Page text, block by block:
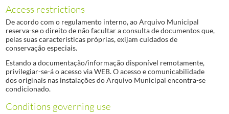
Access restrictions
De acordo com o regulamento interno, ao Arquivo Municipal
reserva-se o direito de não facultar a consulta de documentos que,
pelas suas características próprias, exijam cuidados de
conservação especiais.
Estando a documentação/informação disponível remotamente,
privilegiar-se-á o acesso via WEB. O acesso e comunicabilidade
dos originais nas instalações do Arquivo Municipal encontra-se
condicionado.
Conditions governing use